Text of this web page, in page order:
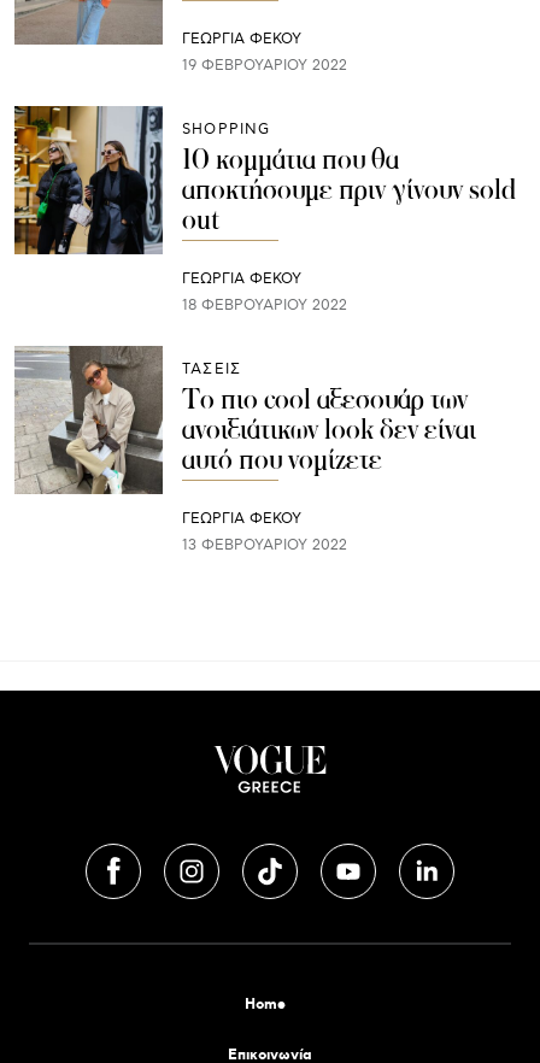
ΓΕΩΡΓΙΑ ΦΕΚΟΥ
19 ΦΕΒΡΟΥΑΡΊΟΥ 2022
SHOPPING
10 κομμάτια που θα
αποκτήσουμε πριν γίνουν sold
out
ΓΕΩΡΓΙΑ ΦΕΚΟΥ
18 ΦΕΒΡΟΥΑΡΊΟΥ 2022
ΤΑΣΕΙΣ
Tο πιο cool αξεσουάρ των
ανοιξιάτικων look δεν είναι
αυτό που νομίζετε
ΓΕΩΡΓΙΑ ΦΕΚΟΥ
13 ΦΕΒΡΟΥΑΡΊΟΥ 2022
Home
Επικοινωνία